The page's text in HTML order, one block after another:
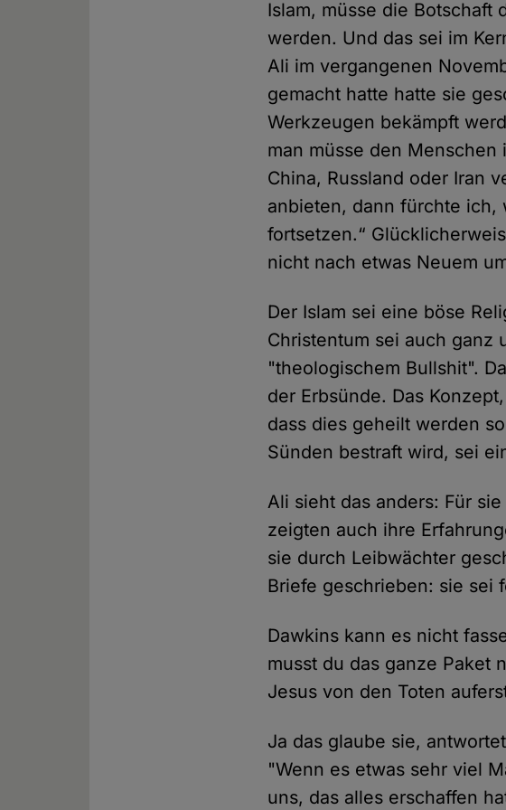
Islam, müsse die
werden. Und das sei im
Ali im vergangenen
gemacht hatte hatte sie
Werkzeugen bekämpft
man müsse den
China, Russland oder Iran
anbieten, dann fürchte ich,
fortsetzen.“
nicht nach etwas Neuem
Der Islam sei eine böse
Christentum sei auch ganz
"theologischem Bullshit".
der Erbsünde. Das
dass dies geheilt werden
Sünden bestraft wird, sei
Ali sieht das anders: Für
zeigten auch ihre
sie durch Leibwächter
Briefe geschrieben: sie sei
Dawkins kann es nicht
musst du das ganze Paket
Jesus von den Toten
Ja das glaube sie,
"Wenn es etwas sehr viel
uns, das alles erschaffen